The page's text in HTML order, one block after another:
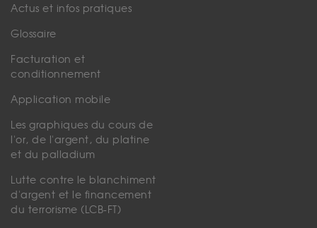
Actus et infos pratiques
Glossaire
Facturation et
conditionnement
Application mobile
Les graphiques du cours de
l'or, de l'argent, du platine
et du palladium
Lutte contre le blanchiment
d'argent et le financement
du terrorisme (LCB-FT)